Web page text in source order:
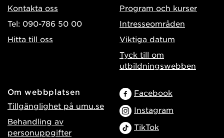
Kontakta oss
Tel: 090-786 50 00
Hitta till oss
Program och kurser
Intresseområden
Viktiga datum
Tyck till om
utbildningswebben
Om webbplatsen
Tillgänglighet på umu.se
Behandling av
personuppgifter
Facebook
Instagram
TikTok